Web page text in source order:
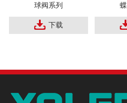
球阀系列
下载